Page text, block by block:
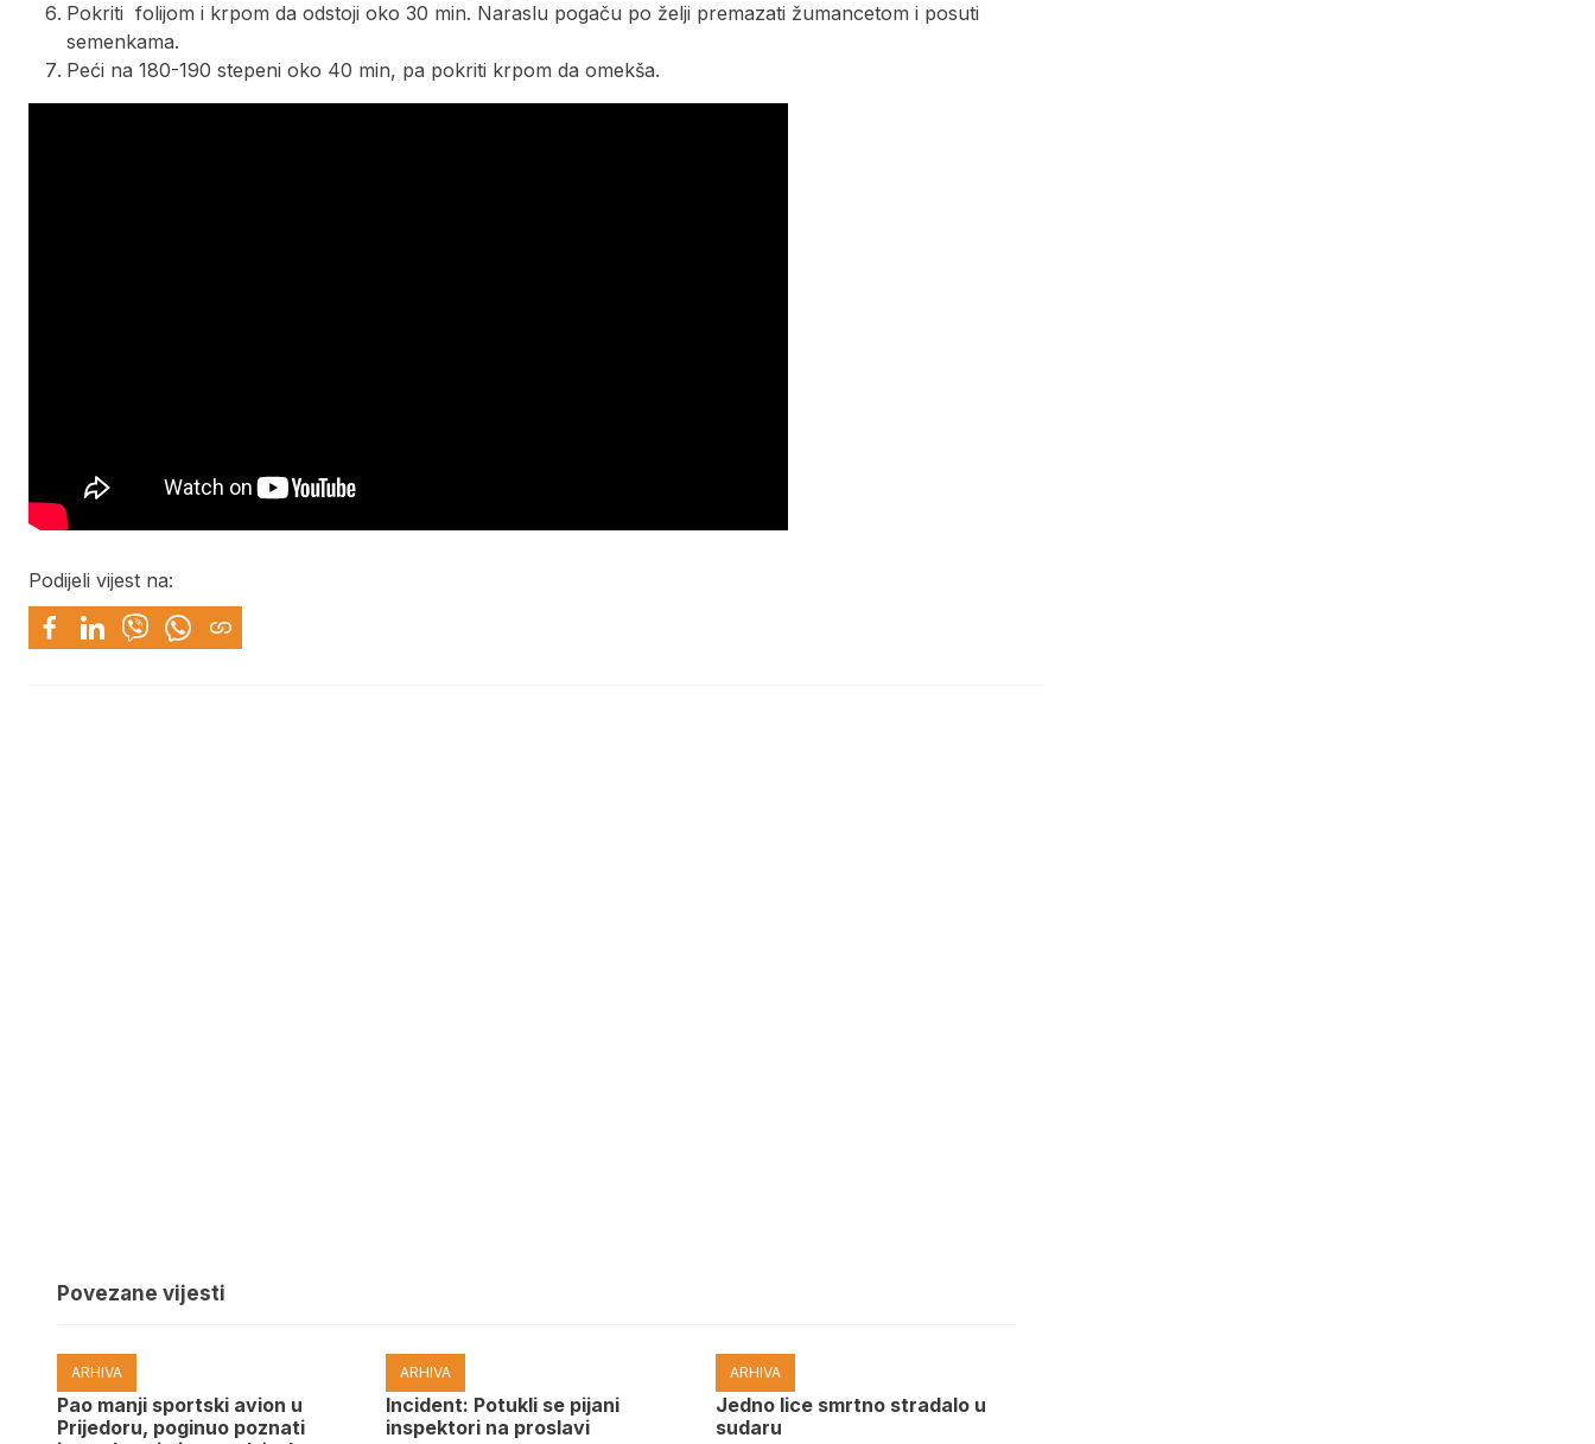
Pokriti folijom i krpom da odstoji oko 30 min. Naraslu pogaču po želji premazati žumancetom i posuti
semenkama.
Peći na 180-190 stepeni oko 40 min, pa pokriti krpom da omekša.
Podijeli vijest na:
Povezane vijesti
ARHIVA
Pao manji sportski avion u
Prijedoru, poginuo poznati
ARHIVA
Incident: Potukli se pijani
inspektori na proslavi
ARHIVA
Јedno lice smrtno stradalo u
sudaru